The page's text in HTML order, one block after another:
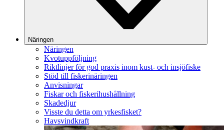
Näringen
Näringen
Kvotuppföljning
Riktlinjer för god praxis inom kust- och insjöfiske
Stöd till fiskerinäringen
Anvisningar
Fiskar och fiskerihushållning
Skadedjur
Visste du detta om yrkesfisket?
Havsvindkraft